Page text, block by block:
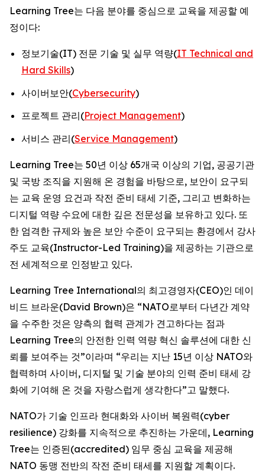
Learning Tree는 다음 분야를 중심으로 교육을 제공할 예
정이다:
정보기술(IT) 전문 기술 및 실무 역량(IT Technical and
Hard Skills)
사이버보안(Cybersecurity)
프로젝트 관리(Project Management)
서비스 관리(Service Management)
Learning Tree는 50년 이상 65개국 이상의 기업, 공공기관
및 국방 조직을 지원해 온 경험을 바탕으로, 보안이 요구되
는 교육 운영 요건과 작전 준비 태세 기준, 그리고 변화하는
디지털 역량 수요에 대한 깊은 전문성을 보유하고 있다. 또
한 엄격한 규제와 높은 보안 수준이 요구되는 환경에서 강사
주도 교육(Instructor-Led Training)을 제공하는 기관으로
전 세계적으로 인정받고 있다.
Learning Tree International의 최고경영자(CEO)인 데이
비드 브라운(David Brown)은 “NATO로부터 다년간 계약
을 수주한 것은 양측의 협력 관계가 견고하다는 점과
Learning Tree의 안전한 인력 역량 혁신 솔루션에 대한 신
뢰를 보여주는 것”이라며 “우리는 지난 15년 이상 NATO와
협력하며 사이버, 디지털 및 기술 분야의 인력 준비 태세 강
화에 기여해 온 것을 자랑스럽게 생각한다”고 말했다.
NATO가 기술 인프라 현대화와 사이버 복원력(cyber
resilience) 강화를 지속적으로 추진하는 가운데, Learning
Tree는 인증된(accredited) 임무 중심 교육을 제공해
NATO 동맹 전반의 작전 준비 태세를 지원할 계획이다.